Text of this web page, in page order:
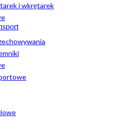
i wkrętarek